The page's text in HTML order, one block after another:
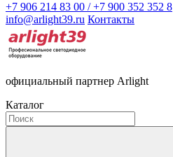
+7 906 214 83 00 / +7 900 352 352 8
info@arlight39.ru Контакты
официальный партнер Arlight
Каталог